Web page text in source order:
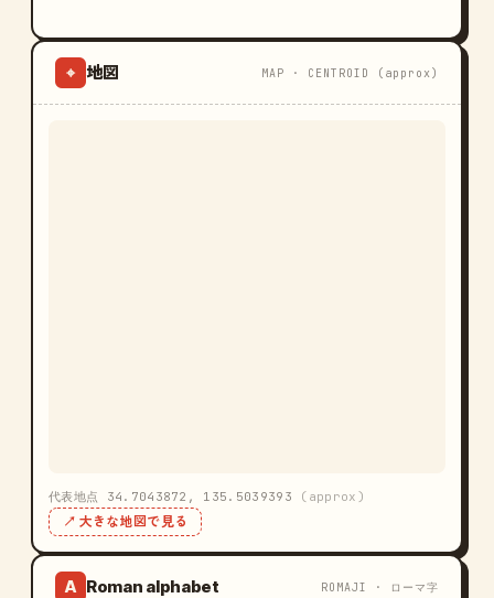
⌖ 地図 MAP · CENTROID (approx)
代表地点 34.7043872, 135.5039393 (approx)
↗ 大きな地図で見る
A Roman alphabet ROMAJI · ローマ字